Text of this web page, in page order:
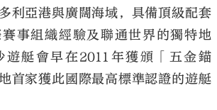
利亞港與廣闊海域，具備頂級配套
事組織經驗及聯通世界的獨特地
遊艇會早在2011年獲頒「五金錨
首家獲此國際最高標準認證的遊艇